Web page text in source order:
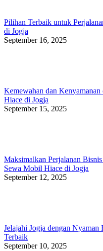
Pilihan Terbaik untuk
di Jogja
September 16, 2025
Kemewahan dan
Hiace di Jogja
September 15, 2025
Maksimalkan Perjalanan
Sewa Mobil Hiace di Jogja
September 12, 2025
Jelajahi Jogja dengan
Terbaik
September 10, 2025